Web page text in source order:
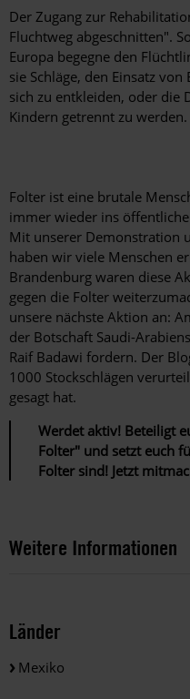
Der Zugang zur
Fluchtweg abgeschnitten".
Europa begegne den
sie Schläge, den Einsatz
sich zu entkleiden, oder die
Kindern getrennt zu werden.
Folter ist eine brutale
immer wieder ins
Mit unserer Demonstration
haben wir viele Menschen
Brandenburg waren diese
gegen die Folter
unsere nächste Aktion an:
der Botschaft Saudi-
Raif Badawi fordern. Der
1000 Stockschlägen
gesagt hat.
Werdet aktiv! Beteiligt
Folter" und setzt euch
Folter sind! Jetzt
Weitere Informationen
Länder
Mexiko